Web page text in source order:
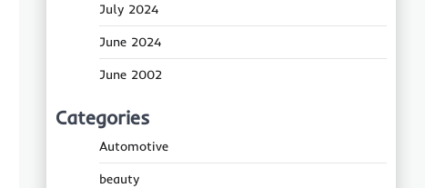
July 2024
June 2024
June 2002
Categories
Automotive
beauty